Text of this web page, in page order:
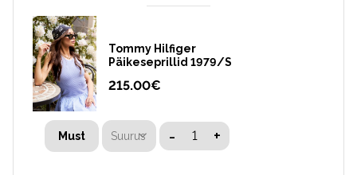
Tommy Hilfiger
Päikeseprillid 1979/S
215.00€
Must Suurus - +